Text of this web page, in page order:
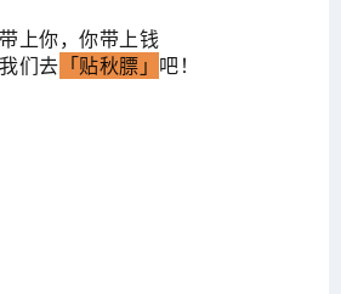
上你，你带上钱
们去 「贴秋膘」 吧！